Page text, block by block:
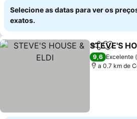
Selecione as datas para ver os
exatos.
Partilhar
STEVE'S
9,6 Excelente
a 0.7 km de